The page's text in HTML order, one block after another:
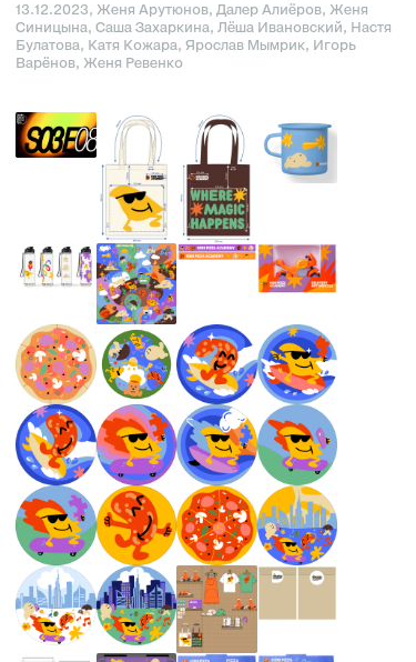
13.12.2023, Женя Арутюнов, Далер Алиёров, Женя
Синицына, Саша Захаркина, Лёша Ивановский, Настя
Булатова, Катя Кожара, Ярослав Мымрик, Игорь
Варёнов, Женя Ревенко